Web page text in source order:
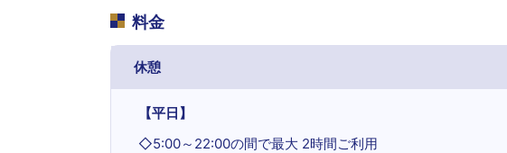
料金
休憩
【平日】
◇5:00～22:00の間で最大 2時間ご利用